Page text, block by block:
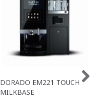
DORADO EM221 TOUCH
MILKBASE